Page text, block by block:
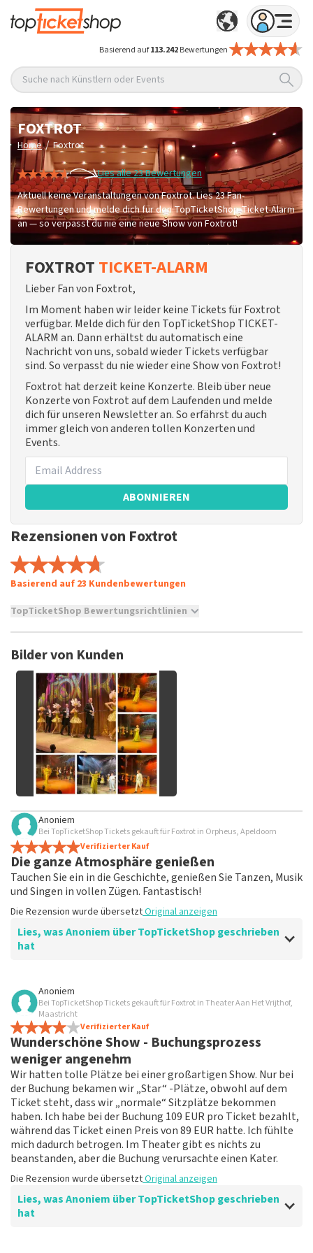
Basierend auf113.242Bewertungen
Suche nach Künstlern oder Events
FOXTROT
Home / Foxtrot
Lies alle 23 Bewertungen
Aktuell keine Veranstaltungen von Foxtrot. Lies 23 Fan-
Bewertungen und melde dich für den TopTicketShop Ticket-Alarm
an — so verpasst du nie eine neue Show von Foxtrot!
FOXTROT TICKET-ALARM
Lieber Fan von Foxtrot,
Im Moment haben wir leider keine Tickets für Foxtrot
verfügbar. Melde dich für den TopTicketShop TICKET-
ALARM an. Dann erhältst du automatisch eine
Nachricht von uns, sobald wieder Tickets verfügbar
sind. So verpasst du nie wieder eine Show von Foxtrot!
Foxtrot hat derzeit keine Konzerte. Bleib über neue
Konzerte von Foxtrot auf dem Laufenden und melde
dich für unseren Newsletter an. So erfährst du auch
immer gleich von anderen tollen Konzerten und
Events.
ABONNIEREN
Rezensionen von Foxtrot
Basierend auf 23 Kundenbewertungen
TopTicketShop Bewertungsrichtlinien
Es ist nicht möglich, eine Bewertung abzugeben, wenn du
beleidigender Sprache und/oder falschen Angaben werden
nicht veröffentlicht. Es kann einige Wochen dauern, bis eine
Bewertung veröffentlicht wird.
Bilder von Kunden
anzeigen
Anoniem
Bei TopTicketShop Tickets gekauft für Foxtrot in Orpheus, Apeldoorn
Verifizierter Kauf
Die ganze Atmosphäre genießen
Tauchen Sie ein in die Geschichte, genießen Sie Tanzen, Musik
und Singen in vollen Zügen. Fantastisch!
Die Rezension wurde übersetztOriginal anzeigen
Lies, was Anoniem über TopTicketShop geschrieben
hat
Bewertung von Anoniem über
keine
Das wurde vom Top-Ticketshop für die Aufführung gut
organisiert.
Die Rezension wurde übersetzt
Anoniem
Bei TopTicketShop Tickets gekauft für Foxtrot in Theater Aan Het Vrijthof,
Maastricht
Verifizierter Kauf
Wunderschöne Show - Buchungsprozess
weniger angenehm
Wir hatten tolle Plätze bei einer großartigen Show. Nur bei
der Buchung bekamen wir „Star“ -Plätze, obwohl auf dem
Ticket steht, dass wir „normale“ Sitzplätze bekommen
haben. Ich habe bei der Buchung 109 EUR pro Ticket bezahlt,
während das Ticket einen Preis von 89 EUR hatte. Ich fühlte
mich dadurch betrogen. Im Theater gibt es nichts zu
beanstanden, aber die Buchung verursachte einen Kater.
Die Rezension wurde übersetztOriginal anzeigen
Lies, was Anoniem über TopTicketShop geschrieben
hat